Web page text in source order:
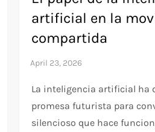
artificial en la
compartida
La inteligencia artificial ha
promesa futurista para
silencioso que hace